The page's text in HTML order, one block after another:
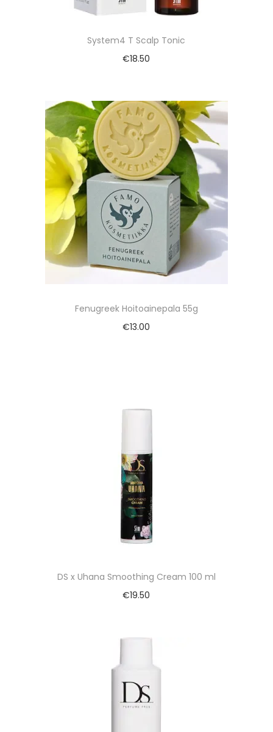
System4 T Scalp Tonic
€18.50
Fenugreek Hoitoainepala 55g
€13.00
DS x Uhana Smoothing Cream 100 ml
€19.50